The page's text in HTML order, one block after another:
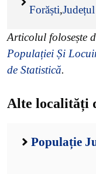
Forăști,
Articolul folosește
Populației Și
de Statistică.
Alte localități
Populație